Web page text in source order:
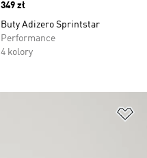
Price
349 zł
Buty Adizero Sprintstar
Performance
4 kolory